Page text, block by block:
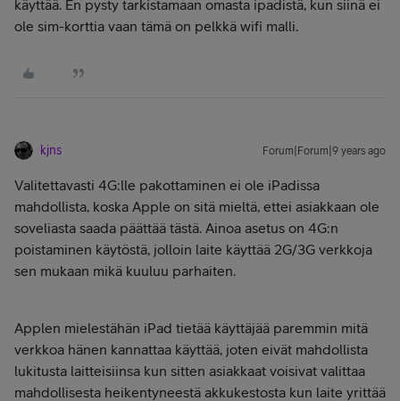
käyttää. En pysty tarkistamaan omasta ipadistä, kun siinä ei
ole sim-korttia vaan tämä on pelkkä wifi malli.
kjns Forum|Forum|9 years ago
Valitettavasti 4G:lle pakottaminen ei ole iPadissa
mahdollista, koska Apple on sitä mieltä, ettei asiakkaan ole
soveliasta saada päättää tästä. Ainoa asetus on 4G:n
poistaminen käytöstä, jolloin laite käyttää 2G/3G verkkoja
sen mukaan mikä kuuluu parhaiten.
Applen mielestähän iPad tietää käyttäjää paremmin mitä
verkkoa hänen kannattaa käyttää, joten eivät mahdollista
lukitusta laitteisiinsa kun sitten asiakkaat voisivat valittaa
mahdollisesta heikentyneestä akkukestosta kun laite yrittää